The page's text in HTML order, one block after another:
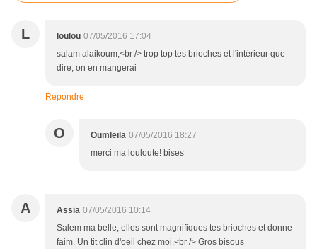
L loulou 07/05/2016 17:04
salam alaikoum,<br /> trop top tes brioches et l'intérieur que
dire, on en mangerai
Répondre
O Oumleïla 07/05/2016 18:27
merci ma louloute! bises
A Assia 07/05/2016 10:14
Salem ma belle, elles sont magnifiques tes brioches et donne
faim. Un tit clin d'oeil chez moi.<br /> Gros bisous